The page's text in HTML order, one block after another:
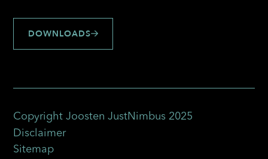
DOWNLOADS
Copyright Joosten JustNimbus 2025
Disclaimer
Sitemap